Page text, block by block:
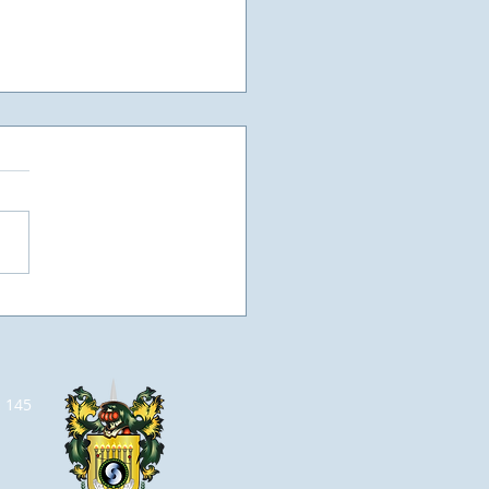
currículo, mas sim
espaço que se abre
o nosso
e
a vaga que